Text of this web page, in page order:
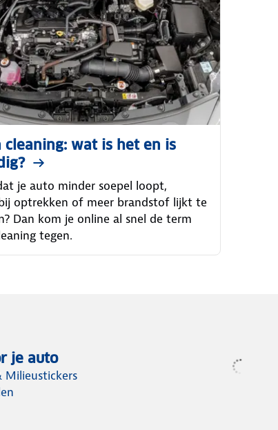
cleaning: wat is het en is
je auto minder soepel loopt,
optrekken of meer brandstof lijkt te
Dan kom je online al snel de term
tegen.
je auto
Milieustickers